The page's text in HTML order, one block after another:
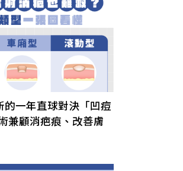
一年直球對決「凹痘
兼顧消疤痕、改善膚